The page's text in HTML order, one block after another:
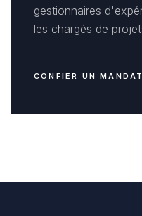
gestionnaires
les chargés de
CONFIER UN